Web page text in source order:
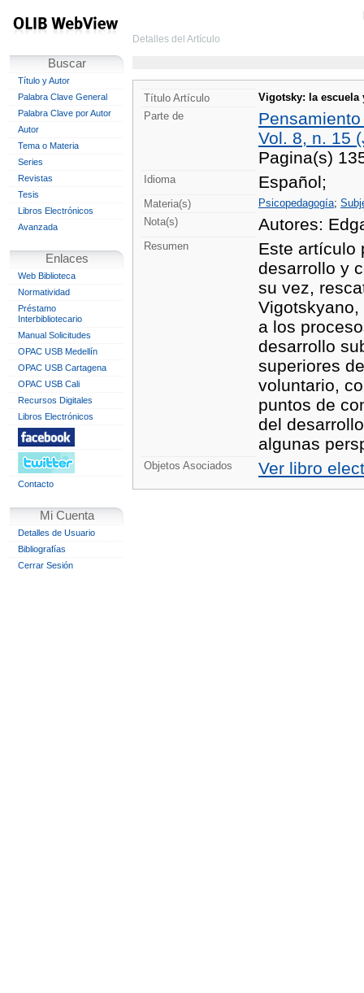
Buscar
Título y Autor
Palabra Clave General
Palabra Clave por Autor
Autor
Tema o Materia
Series
Revistas
Tesis
Libros Electrónicos
Avanzada
Enlaces
Web Biblioteca
Normatividad
Préstamo
Interbibliotecario
Manual Solicitudes
OPAC USB Medellín
OPAC USB Cartagena
OPAC USB Cali
Recursos Digitales
Libros Electrónicos
Contacto
Mi Cuenta
Detalles de Usuario
Bibliografías
Cerrar Sesión
Detalles del Artículo
Título Artículo
Vigotsky: la escuela
Parte de
Vol. 8, n. 15
Pagina(s)
Idioma Español;
Materia(s) Psicopedagogía;
Nota(s)
Autores:
Resumen
Este artículo
desarrollo y
su vez,
a los
desarrollo
superiores
voluntario,
puntos de
del
algunas
Objetos Asociados Ver libro